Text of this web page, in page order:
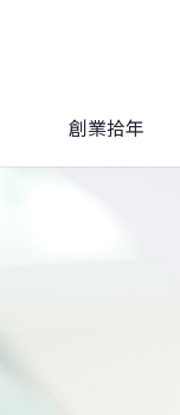
創業拾年